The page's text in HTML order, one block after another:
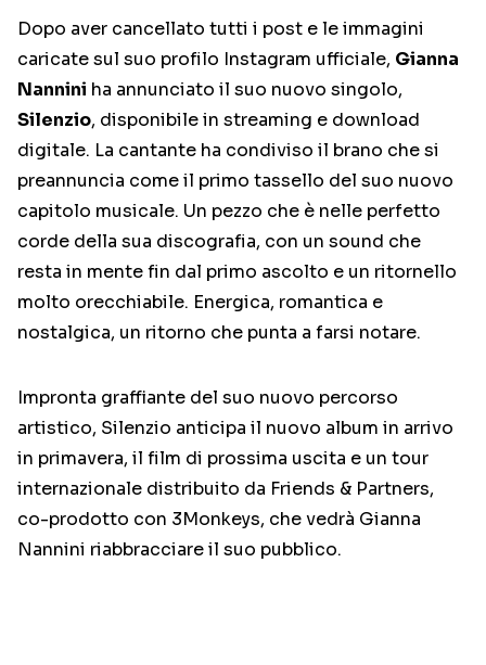
Dopo aver cancellato tutti i post e le immagini
caricate sul suo profilo Instagram ufficiale, Gianna
Nannini ha annunciato il suo nuovo singolo,
Silenzio, disponibile in streaming e download
digitale. La cantante ha condiviso il brano che si
preannuncia come il primo tassello del suo nuovo
capitolo musicale. Un pezzo che è nelle perfetto
corde della sua discografia, con un sound che
resta in mente fin dal primo ascolto e un ritornello
molto orecchiabile. Energica, romantica e
nostalgica, un ritorno che punta a farsi notare.
Impronta graffiante del suo nuovo percorso
artistico, Silenzio anticipa il nuovo album in arrivo
in primavera, il film di prossima uscita e un tour
internazionale distribuito da Friends & Partners,
co-prodotto con 3Monkeys, che vedrà Gianna
Nannini riabbracciare il suo pubblico.